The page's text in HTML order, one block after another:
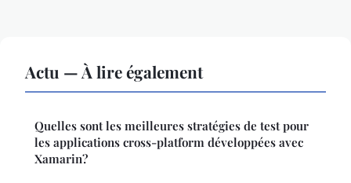
Actu — À lire également
Quelles sont les meilleures stratégies de test pour
les applications cross-platform développées avec
Xamarin?